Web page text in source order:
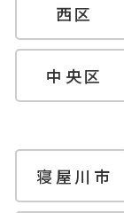
西区
中央区
寝屋川市